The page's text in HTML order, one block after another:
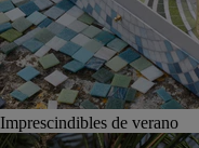
Imprescindibles de verano